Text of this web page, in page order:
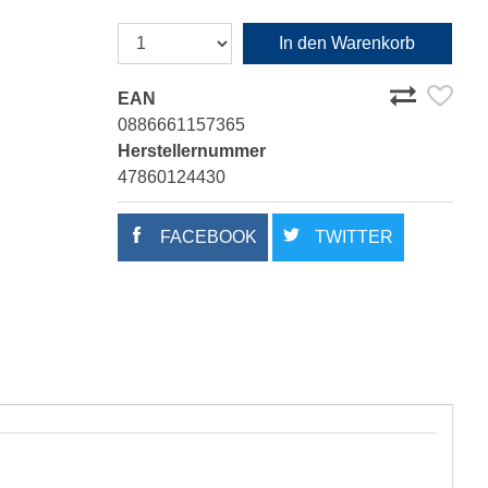
In den Warenkorb
EAN
0886661157365
Herstellernummer
47860124430
FACEBOOK TWITTER